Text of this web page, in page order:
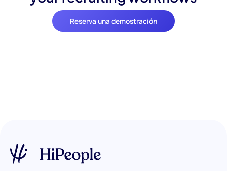
Reserva una demostración